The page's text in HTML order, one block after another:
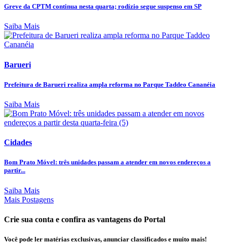
Greve da CPTM continua nesta quarta; rodízio segue suspenso em SP
Saiba Mais
Barueri
Prefeitura de Barueri realiza ampla reforma no Parque Taddeo Cananéia
Saiba Mais
Cidades
Bom Prato Móvel: três unidades passam a atender em novos endereços a
partir...
Saiba Mais
Mais Postagens
Crie sua conta e confira as vantagens do Portal
Você pode ler matérias exclusivas, anunciar classificados e muito mais!